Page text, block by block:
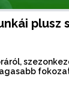
plusz